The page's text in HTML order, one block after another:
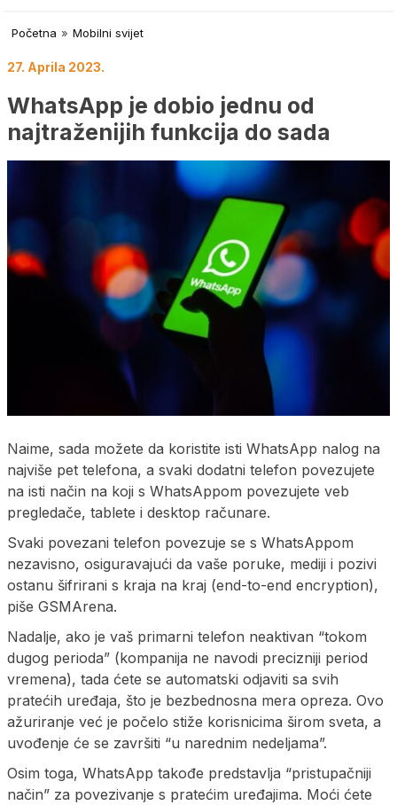
Početna » Mobilni svijet
27. Aprila 2023.
WhatsApp je dobio jednu od
najtraženijih funkcija do sada
Naime, sada možete da koristite isti WhatsApp nalog na
najviše pet telefona, a svaki dodatni telefon povezujete
na isti način na koji s WhatsAppom povezujete veb
pregledače, tablete i desktop računare.
Svaki povezani telefon povezuje se s WhatsAppom
nezavisno, osiguravajući da vaše poruke, mediji i pozivi
ostanu šifrirani s kraja na kraj (end-to-end encryption),
piše GSMArena.
Nadalje, ako je vaš primarni telefon neaktivan “tokom
dugog perioda” (kompanija ne navodi precizniji period
vremena), tada ćete se automatski odjaviti sa svih
pratećih uređaja, što je bezbednosna mera opreza. Ovo
ažuriranje već je počelo stiže korisnicima širom sveta, a
uvođenje će se završiti “u narednim nedeljama”.
Osim toga, WhatsApp takođe predstavlja “pristupačniji
način” za povezivanje s pratećim uređajima. Moći ćete